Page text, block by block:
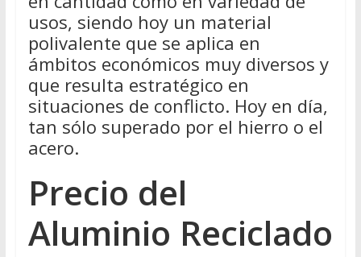
usos, siendo hoy un material
polivalente que se aplica en
ámbitos económicos muy diversos y
que resulta estratégico en
situaciones de conflicto. Hoy en día,
tan sólo superado por el hierro o el
acero.
Precio del
Aluminio Reciclado